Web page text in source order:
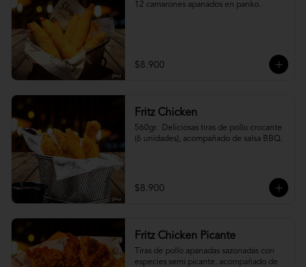
12 camarones apanados en panko.
$8.900
Fritz Chicken
560gr.  Deliciosas tiras de pollo crocante
(6 unidades), acompañado de salsa BBQ.
$8.900
Fritz Chicken Picante
Tiras de pollo apanadas sazonadas con
especies semi picante. acompañado de